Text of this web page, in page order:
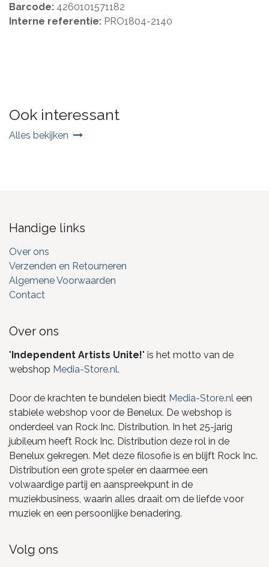
Barcode: 4260101571182
Interne referentie: PRO1804-2140
Ook interessant
Alles bekijken
Handige links
Over ons
Verzenden en Retourneren
Algemene Voorwaarden
Contact
Over ons
"Independent Artists Unite!" is het motto van de
webshop Media-Store.nl.
Door de krachten te bundelen biedt Media-Store.nl een
stabiele webshop voor de Benelux. De webshop is
onderdeel van Rock Inc. Distribution. In het 25-jarig
jubileum heeft Rock Inc. Distribution deze rol in de
Benelux gekregen. Met deze filosofie is en blijft Rock Inc.
Distribution een grote speler en daarmee een
volwaardige partij en aanspreekpunt in de
muziekbusiness, waarin alles draait om de liefde voor
muziek en een persoonlijke benadering.
Volg ons